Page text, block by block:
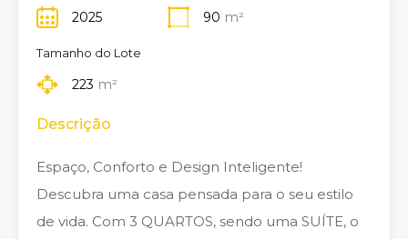
2025 90 m²
Tamanho do Lote
223 m²
Descrição
Espaço, Conforto e Design Inteligente!
Descubra uma casa pensada para o seu estilo
de vida. Com 3 QUARTOS, sendo uma SUÍTE, o